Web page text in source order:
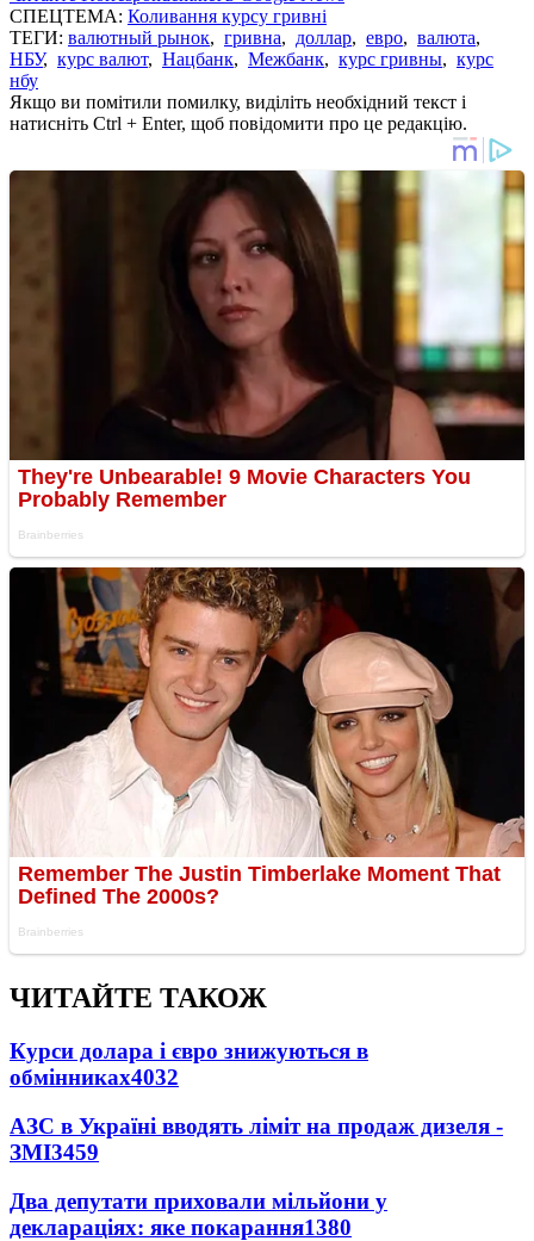
СПЕЦТЕМА: Коливання курсу гривні
ТЕГИ: валютный рынок, гривна, доллар, евро, валюта,
НБУ, курс валют, Нацбанк, Межбанк, курс гривны, курс
нбу
Якщо ви помітили помилку, виділіть необхідний текст і
натисніть Ctrl + Enter, щоб повідомити про це редакцію.
ЧИТАЙТЕ ТАКОЖ
Курси долара і євро знижуються в
обмінниках4032
АЗС в Україні вводять ліміт на продаж дизеля -
ЗМІ3459
Два депутати приховали мільйони у
деклараціях: яке покарання1380